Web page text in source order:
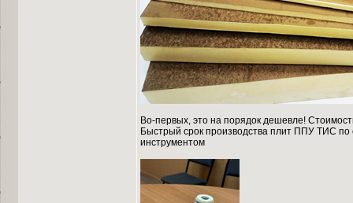
Во-первых, это на порядок дешевле!
Быстрый срок производства плит ППУ ТИС
инструментом